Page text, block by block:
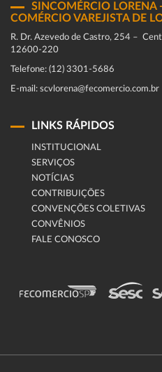
SINCOMÉRCIO
COMÉRCIO VAREJISTA DE
R. Dr. Azevedo de Castro, 254 –
12600-220
Telefone: (12) 3301-5686
E-mail: scvlorena@fecomercio.com.br
LINKS RÁPIDOS
INSTITUCIONAL
SERVIÇOS
NOTÍCIAS
CONTRIBUIÇÕES
CONVENÇÕES COLETIVAS
CONVÊNIOS
FALE CONOSCO